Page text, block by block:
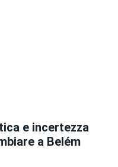
e incertezza
a Belém